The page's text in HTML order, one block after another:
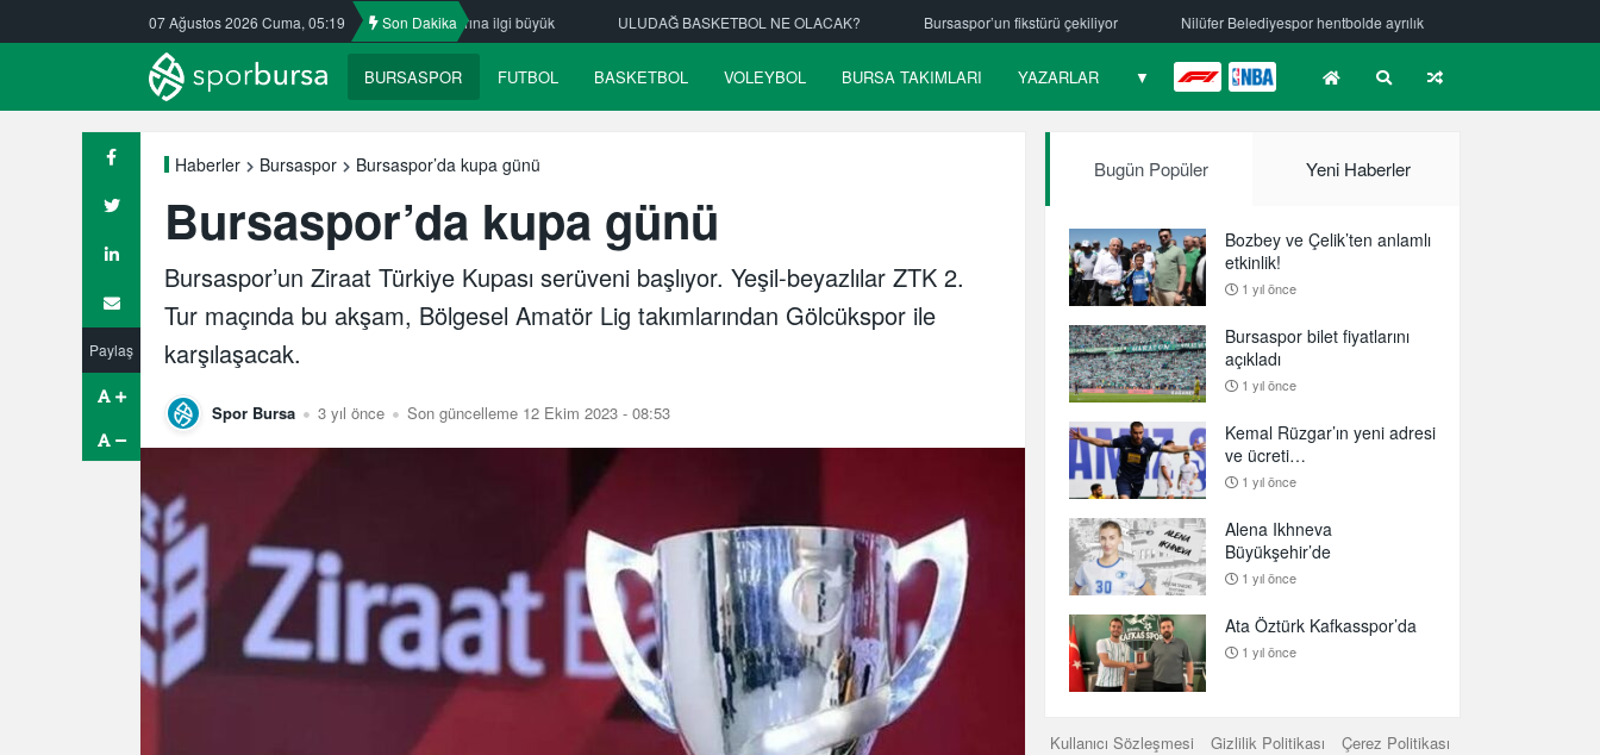
07 Ağustos 2026 Cuma, 05:19 Son Dakika
Nilüfer’de yaz okullarına ilgi büyük ULUDAĞ BASKETBOL NE OLACAK? Bursaspor’un fikstürü çekiliyor Nilüfer Belediyespor hentbolde ayrılık Mehmet Güzelsöz’den mesaj var!
BURSASPOR FUTBOL BASKETBOL VOLEYBOL BURSA TAKIMLARI YAZARLAR ▼ F1 NBA
Paylaş
Haberler Bursaspor Bursaspor’da kupa günü
Bursaspor’da kupa günü
Bursaspor’un Ziraat Türkiye Kupası serüveni başlıyor. Yeşil-beyazlılar ZTK 2.
Tur maçında bu akşam, Bölgesel Amatör Lig takımlarından Gölcükspor ile
karşılaşacak.
Spor Bursa 3 yıl önce Son güncelleme 12 Ekim 2023 - 08:53
Bugün Popüler Yeni Haberler
Bozbey ve Çelik’ten anlamlı
etkinlik!
1 yıl önce
Bursaspor bilet fiyatlarını
açıkladı
1 yıl önce
Kemal Rüzgar’ın yeni adresi
ve ücreti…
1 yıl önce
Alena Ikhneva
Büyükşehir’de
1 yıl önce
Ata Öztürk Kafkasspor’da
1 yıl önce
Kullanıcı Sözleşmesi Gizlilik Politikası
Çerez Politikası